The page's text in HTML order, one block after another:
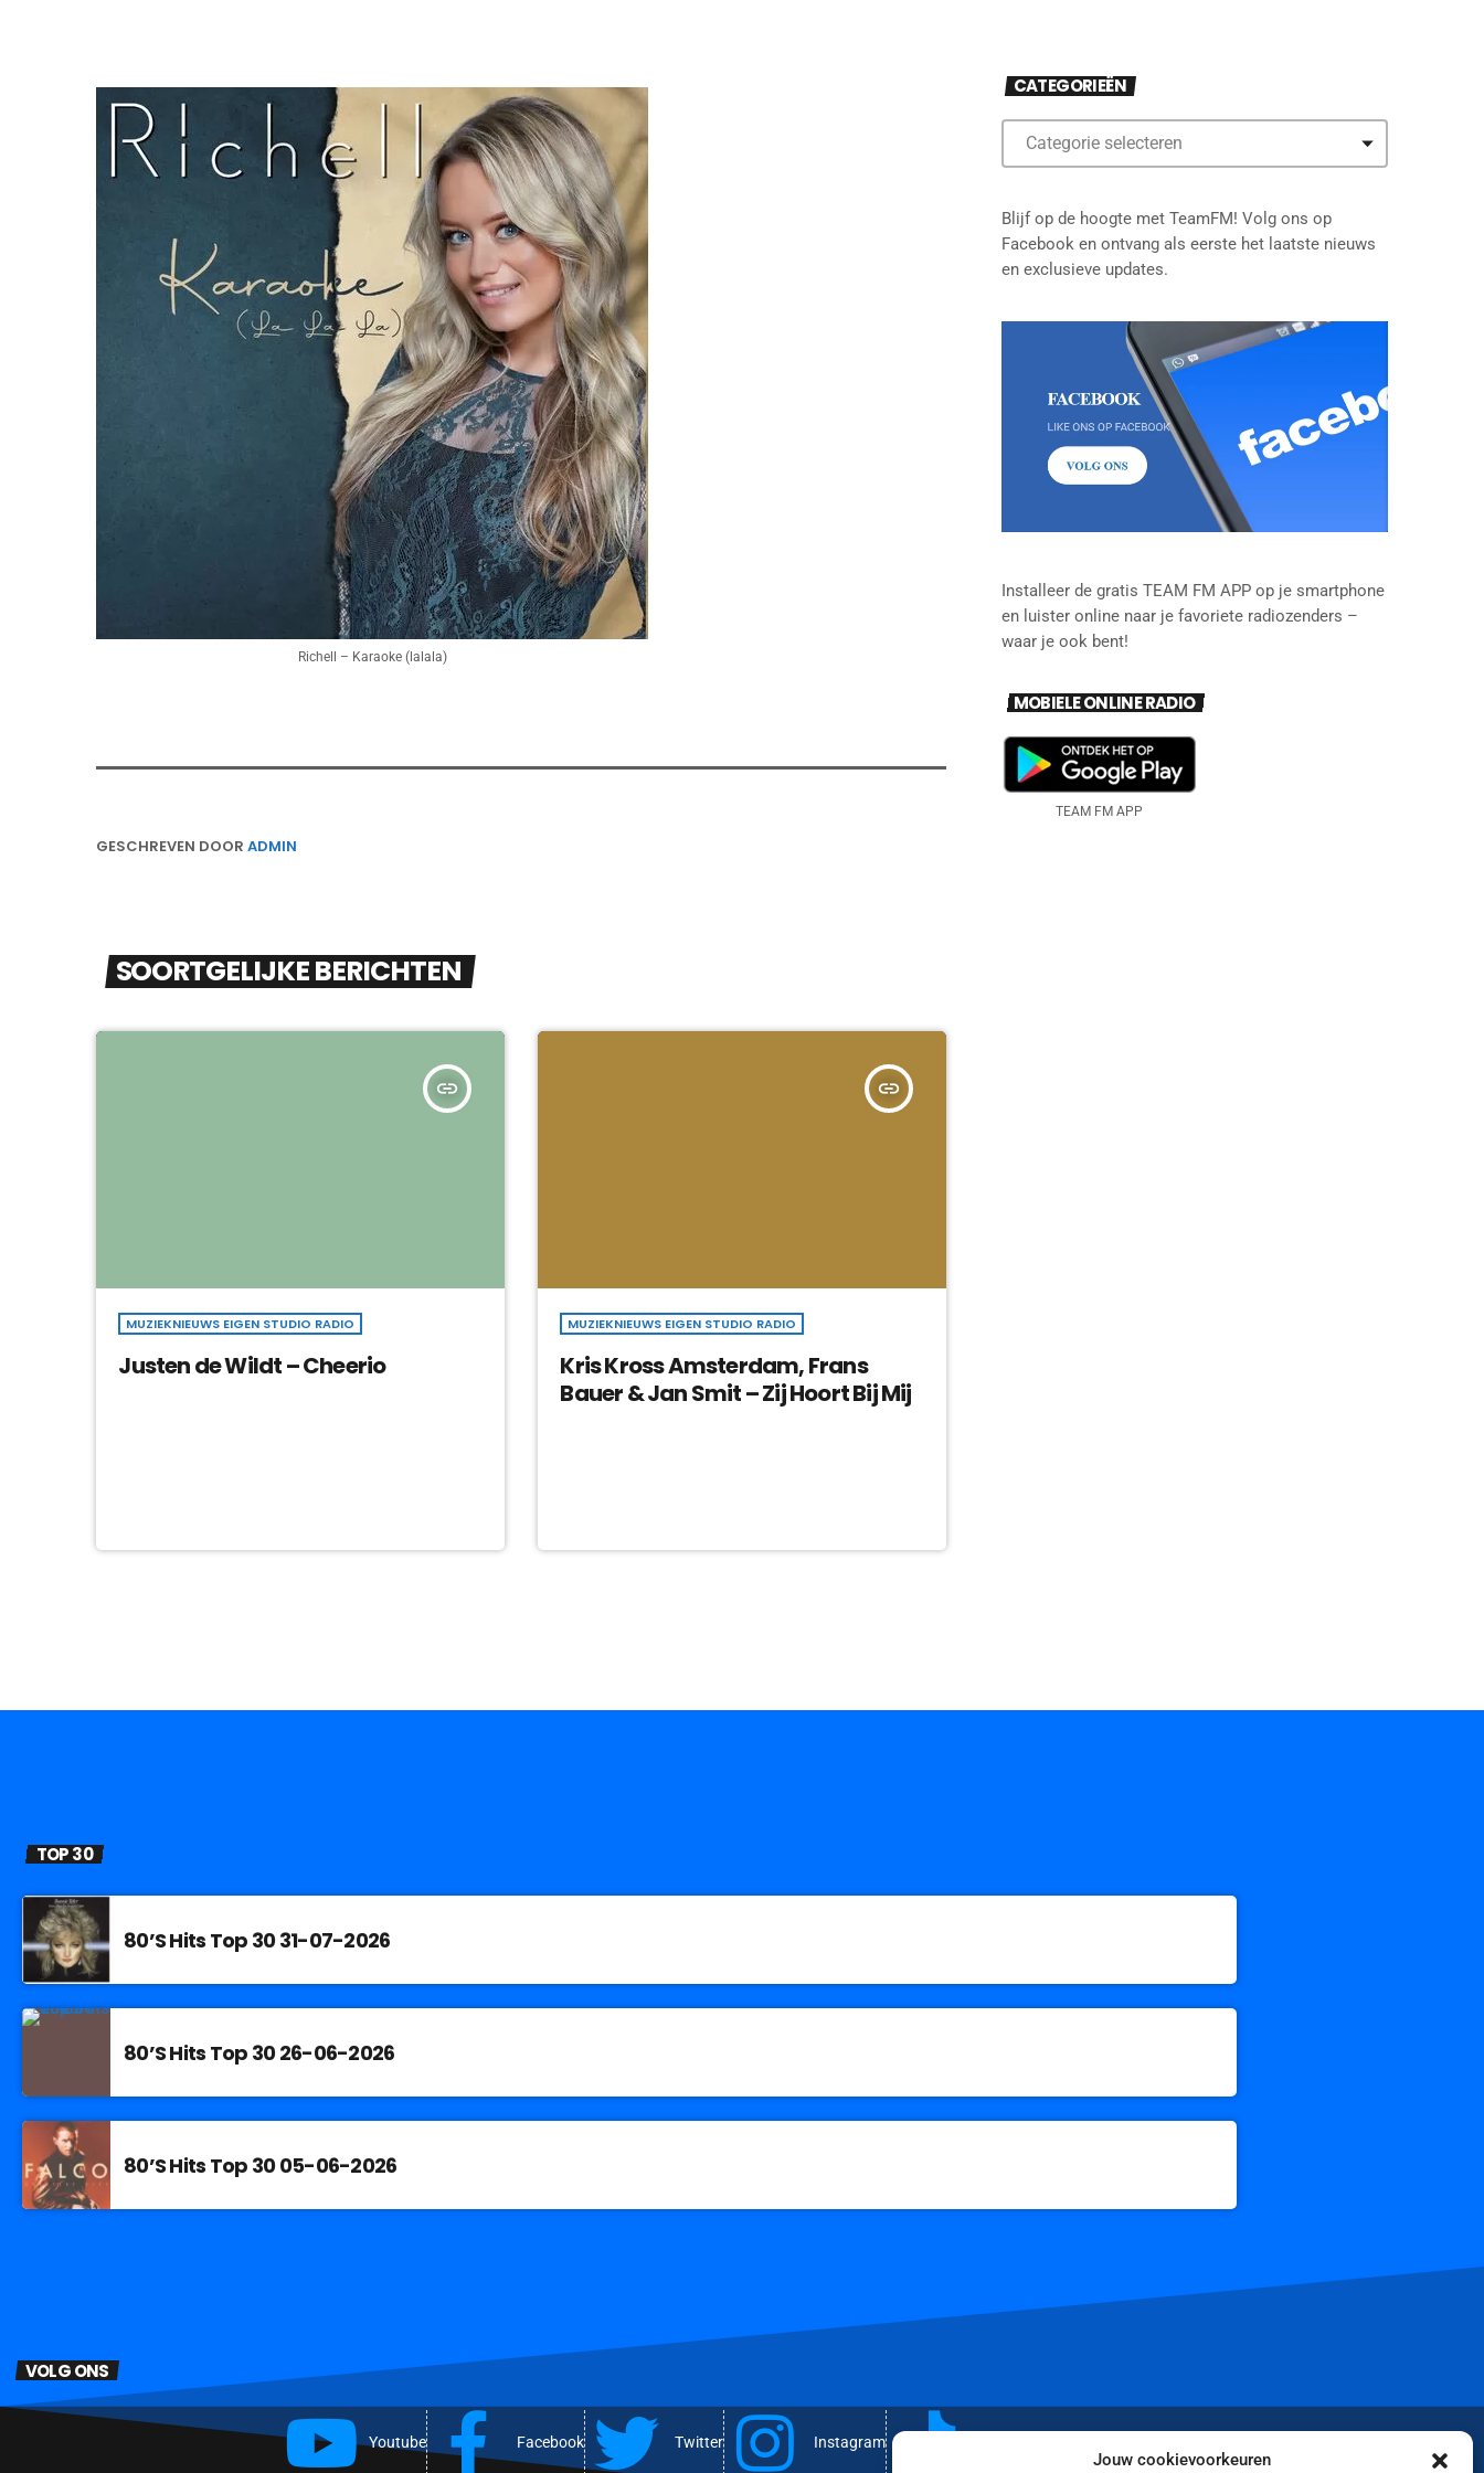
Jouw cookievoorkeuren
Richell – Karaoke (lalala)
GESCHREVEN DOOR ADMIN
SOORTGELIJKE BERICHTEN
insert_link
MUZIEKNIEUWS EIGEN STUDIO RADIO
Justen de Wildt – Cheerio
insert_link
MUZIEKNIEUWS EIGEN STUDIO RADIO
Kris Kross Amsterdam, Frans
Bauer & Jan Smit – Zij Hoort Bij Mij
CATEGORIEËN
Blijf op de hoogte met TeamFM! Volg ons op
Facebook en ontvang als eerste het laatste nieuws
en exclusieve updates.
Installeer de gratis TEAM FM APP op je smartphone
en luister online naar je favoriete radiozenders –
waar je ook bent!
MOBIELE ONLINE RADIO
TEAM FM APP
TOP 30
80’S Hits Top 30 31-07-2026
80’S Hits Top 30 26-06-2026
80’S Hits Top 30 05-06-2026
VOLG ONS
Youtube Facebook Twitter Instagram